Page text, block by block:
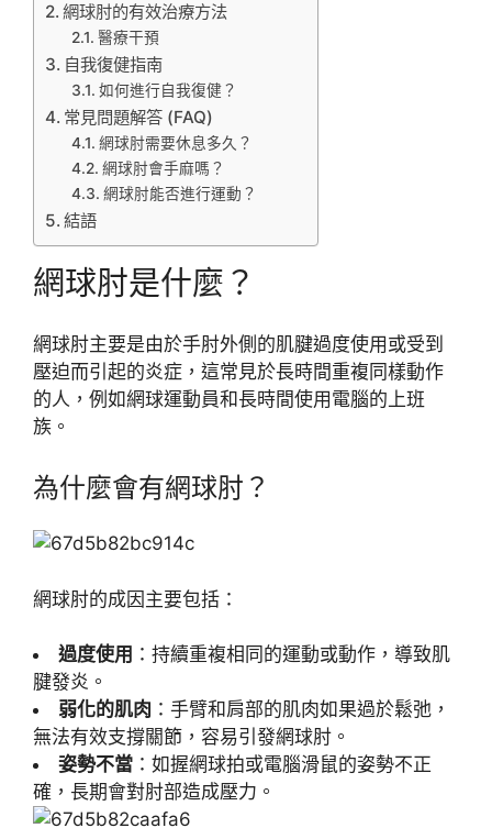
網球肘的有效治療方法
醫療干預
自我復健指南
如何進行自我復健？
常見問題解答 (FAQ)
網球肘需要休息多久？
網球肘會手麻嗎？
網球肘能否進行運動？
結語
網球肘是什麼？
網球肘主要是由於手肘外側的肌腱過度使用或受到
壓迫而引起的炎症，這常見於長時間重複同樣動作
的人，例如網球運動員和長時間使用電腦的上班
族。
為什麼會有網球肘？
網球肘的成因主要包括：
過度使用 ：持續重複相同的運動或動作，導致肌
腱發炎。
弱化的肌肉 ：手臂和肩部的肌肉如果過於鬆弛，
無法有效支撐關節，容易引發網球肘。
姿勢不當 ：如握網球拍或電腦滑鼠的姿勢不正
確，長期會對肘部造成壓力。